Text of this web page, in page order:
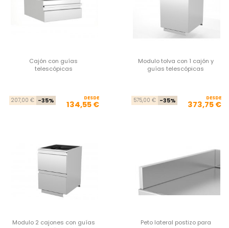
Cajón con guías
telescópicas
Precio base
207,00 € -35% Precio
DESDE
134,55 €
Modulo tolva con 1 cajón y
guías telescópicas
575,00 € -35% DESDE
373,75 €
Modulo 2 cajones con guías
Peto lateral postizo para